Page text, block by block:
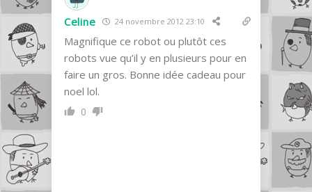
Celine 24 novembre 2012 23:10
Magnifique ce robot ou plutôt ces
robots vue qu’il y en plusieurs pour en
faire un gros. Bonne idée cadeau pour
noel lol.
0